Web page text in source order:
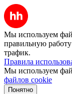
Мы используем
правильную работу
трафик.
Правила
Мы используем
файлов cookie
Понятно